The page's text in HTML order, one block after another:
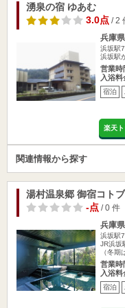
湧泉の宿 ゆあむ
3.0点/ 2
兵庫
浜坂駅
浜坂駅
営業時
入浴料
宿泊
楽天
関連情報から探す
湯村温泉郷 御宿コト
-点/ 0 件
兵庫
浜坂駅
JR浜坂
（冬期
営業時
入浴料
宿泊